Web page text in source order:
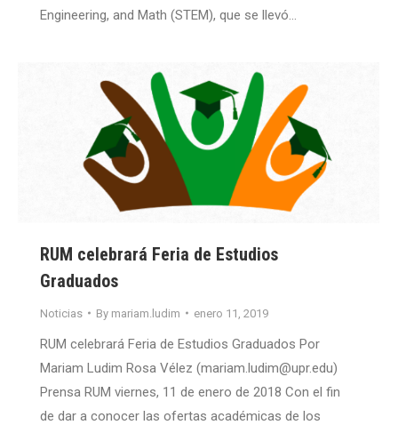
Engineering, and Math (STEM), que se llevó…
RUM celebrará Feria de Estudios
Graduados
Noticias By mariam.ludim enero 11, 2019
RUM celebrará Feria de Estudios Graduados Por
Mariam Ludim Rosa Vélez (mariam.ludim@upr.edu)
Prensa RUM viernes, 11 de enero de 2018 Con el fin
de dar a conocer las ofertas académicas de los